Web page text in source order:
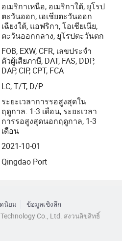
อเมริกาเหนือ, อเมริกาใต้, ยุโรป
ตะวันออก, เอเชียตะวันออก
เฉียงใต้, แอฟริกา, โอเชียเนีย,
ตะวันออกกลาง, ยุโรปตะวันตก
FOB, EXW, CFR, เลขประจำ
ตัวผู้เสียภาษี, DAT, FAS, DDP,
DAP, CIP, CPT, FCA
LC, T/T, D/P
ระยะเวลาการรอสูงสุดใน
ฤดูกาล: 1-3 เดือน, ระยะเวลา
การรอสูงสุดนอกฤดูกาล, 1-3
เดือน
2021-10-01
Qingdao Port
นิยม
ข้อมูลเชิงลึก
Co., Ltd. สงวนลิขสิทธิ์